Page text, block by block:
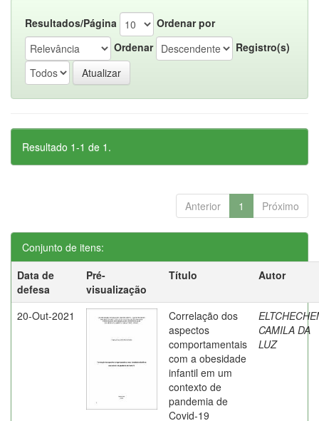
Resultados/Página
Ordenar por
Ordenar
Registro(s)
Resultado 1-1 de 1.
Anterior 1 Próximo
Conjunto de itens:
Data de
defesa
Pré-
visualização
Título Autor
20-Out-2021
Correlação dos
aspectos
comportamentais
com a obesidade
infantil em um
contexto de
pandemia de
Covid-19
CAMILA DA
LUZ